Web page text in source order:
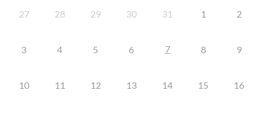
27 28 29 30 31 1 2
3 4 5 6 7 8 9
10 11 12 13 14 15 16